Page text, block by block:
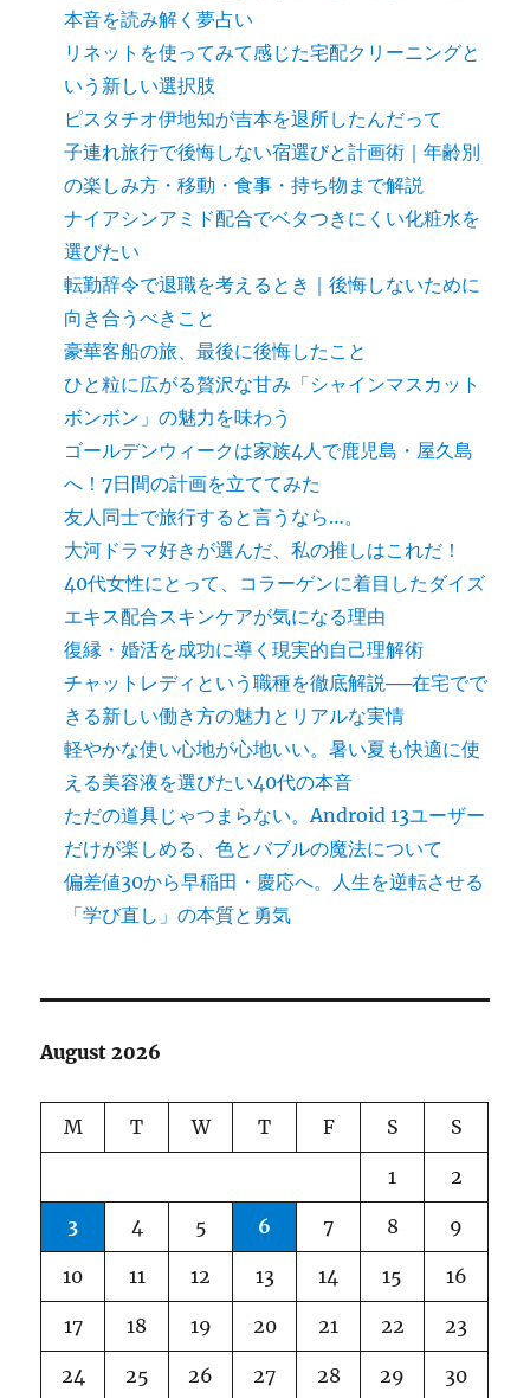
本音を読み解く夢占い
リネットを使ってみて感じた宅配クリーニングと
いう新しい選択肢
ピスタチオ伊地知が吉本を退所したんだって
子連れ旅行で後悔しない宿選びと計画術｜年齢別
の楽しみ方・移動・食事・持ち物まで解説
ナイアシンアミド配合でベタつきにくい化粧水を
選びたい
転勤辞令で退職を考えるとき｜後悔しないために
向き合うべきこと
豪華客船の旅、最後に後悔したこと
ひと粒に広がる贅沢な甘み「シャインマスカット
ボンボン」の魅力を味わう
ゴールデンウィークは家族4人で鹿児島・屋久島
へ！7日間の計画を立ててみた
友人同士で旅行すると言うなら…。
大河ドラマ好きが選んだ、私の推しはこれだ！
40代女性にとって、コラーゲンに着目したダイズ
エキス配合スキンケアが気になる理由
復縁・婚活を成功に導く現実的自己理解術
チャットレディという職種を徹底解説──在宅でで
きる新しい働き方の魅力とリアルな実情
軽やかな使い心地が心地いい。暑い夏も快適に使
える美容液を選びたい40代の本音
ただの道具じゃつまらない。Android 13ユーザー
だけが楽しめる、色とバブルの魔法について
偏差値30から早稲田・慶応へ。人生を逆転させる
「学び直し」の本質と勇気
August 2026
M T W T F S S
1 2
3 4 5 6 7 8 9
10 11 12 13 14 15 16
17 18 19 20 21 22 23
24 25 26 27 28 29 30